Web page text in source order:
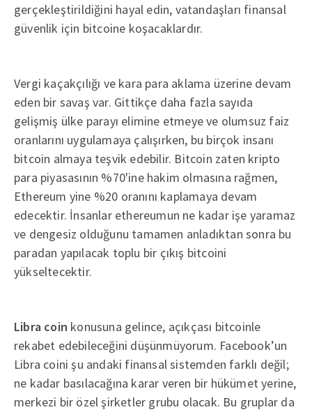
gerçekleştirildiğini hayal edin, vatandaşları finansal
güvenlik için bitcoine koşacaklardır.
Vergi kaçakçılığı ve kara para aklama üzerine devam
eden bir savaş var. Gittikçe daha fazla sayıda
gelişmiş ülke parayı elimine etmeye ve olumsuz faiz
oranlarını uygulamaya çalışırken, bu birçok insanı
bitcoin almaya teşvik edebilir. Bitcoin zaten kripto
para piyasasının %70'ine hakim olmasına rağmen,
Ethereum yine %20 oranını kaplamaya devam
edecektir. İnsanlar ethereumun ne kadar işe yaramaz
ve dengesiz olduğunu tamamen anladıktan sonra bu
paradan yapılacak toplu bir çıkış bitcoini
yükseltecektir.
Libra coin konusuna gelince, açıkçası bitcoinle
rekabet edebileceğini düşünmüyorum. Facebook’un
Libra coini şu andaki finansal sistemden farklı değil;
ne kadar basılacağına karar veren bir hükümet yerine,
merkezi bir özel şirketler grubu olacak. Bu gruplar da